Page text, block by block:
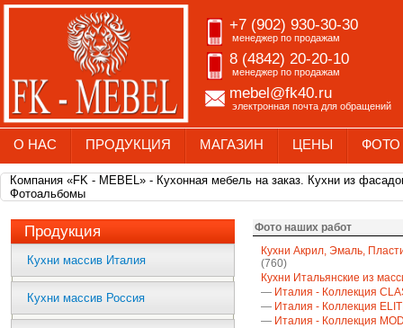
+7 (902) 930-30-30
менеджер по продажам
8 (4842) 20-20-10
менеджер по продажам
mebel@fk40.ru
электронная почта для обращений
О НАС ПРОДУКЦИЯ МАГАЗИН ЦЕНЫ ФОТО
Компания «FK - MEBEL» - Кухонная мебель на заказ. Кухни из
Фотоальбомы
Продукция
Кухни массив Италия
Кухни массив Россия
Фото наших работ
Кухни Акрил, Эмаль,
(760)
Кухни Итальянские из
— Италия - Коллекция
— Италия - Коллекция
— Италия - Коллекция